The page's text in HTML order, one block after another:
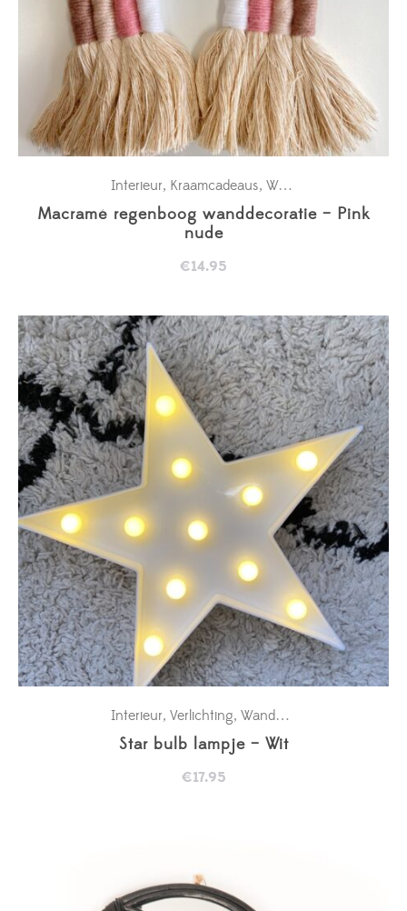
Interieur, Kraamcadeaus, Wanddecoratie babykamer
Macramé regenboog wanddecoratie – Pink
nude
€14.95
Interieur, Verlichting, Wanddecoratie babykamer
Star bulb lampje – Wit
€17.95